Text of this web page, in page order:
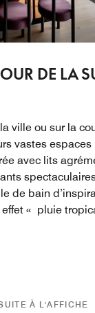
DE LA
ville ou sur la
vastes
avec lits
de bain
« pluie
À L'AFFICHE